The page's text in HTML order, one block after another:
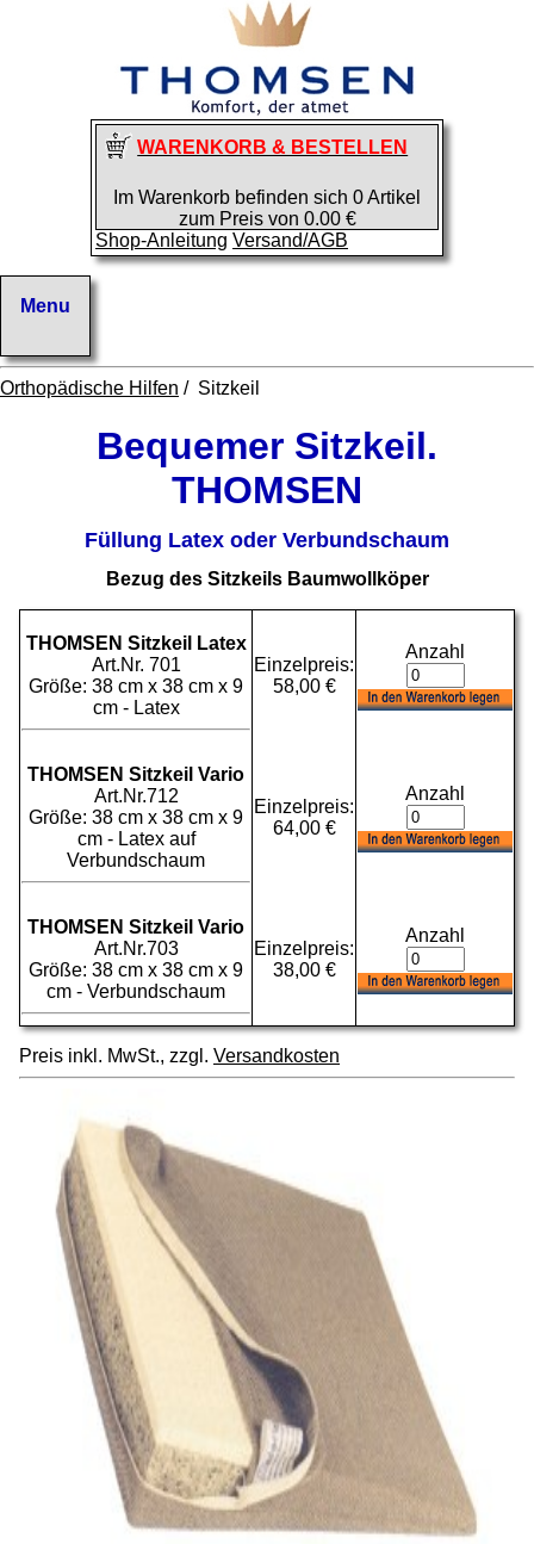
WARENKORB & BESTELLEN
Im Warenkorb befinden sich 0 Artikel
zum Preis von 0.00 €
Shop-Anleitung Versand/AGB
Orthopädische Hilfen / Sitzkeil
Bequemer Sitzkeil.
THOMSEN
Füllung Latex oder Verbundschaum
Bezug des Sitzkeils Baumwollköper
THOMSEN Sitzkeil Latex
Art.Nr. 701
Größe: 38 cm x 38 cm x 9
cm - Latex
Einzelpreis:
58,00 €
Anzahl
THOMSEN Sitzkeil Vario
Art.Nr.712
Größe: 38 cm x 38 cm x 9
cm - Latex auf
Verbundschaum
Einzelpreis:
64,00 €
Anzahl
THOMSEN Sitzkeil Vario
Art.Nr.703
Größe: 38 cm x 38 cm x 9
cm - Verbundschaum
Einzelpreis:
38,00 €
Anzahl
Preis inkl. MwSt., zzgl. Versandkosten